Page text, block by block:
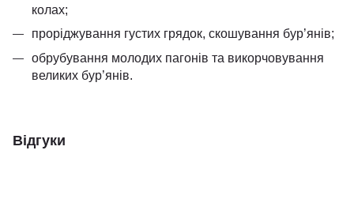
колах;
проріджування густих грядок, скошування бур’янів;
обрубування молодих пагонів та викорчовування
великих бур’янів.
Відгуки